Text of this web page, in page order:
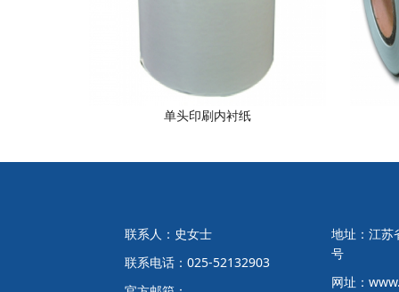
单头印刷内衬纸
联系人：史女士
联系电话：025-52132903
地址：江苏
号
网址：